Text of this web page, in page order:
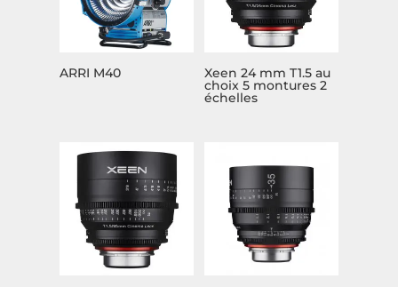
ARRI M40 Xeen 24 mm T1.5 au
choix 5 montures 2
échelles